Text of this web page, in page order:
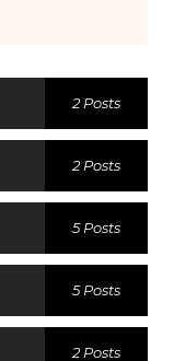
2 Posts
2 Posts
5 Posts
5 Posts
2 Posts